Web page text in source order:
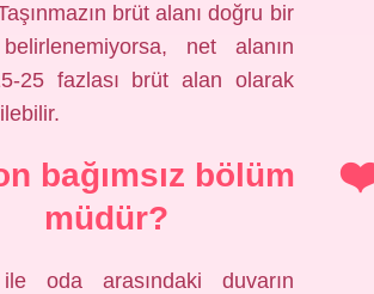
brüt alanı doğru bir
net alanın
25 fazlası brüt alan olarak
bağımsız bölüm
müdür?
oda arasındaki duvarın